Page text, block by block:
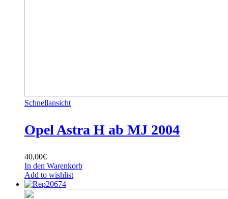
Schnellansicht
Opel Astra H ab MJ 2004
40,00€
In den Warenkorb
Add to wishlist